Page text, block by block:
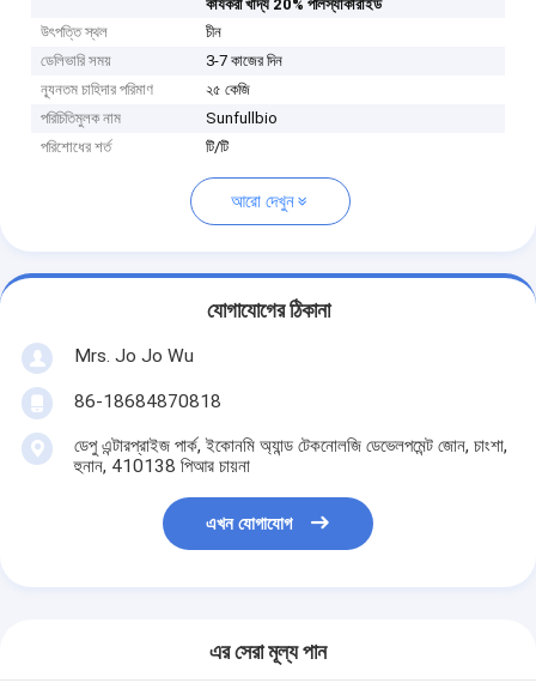
কার্যকরী খাদ্য 20% পলিস্যাকারাইড
উৎপত্তি স্থল
চীন
ডেলিভারি সময়
3-7 কাজের দিন
ন্যূনতম চাহিদার পরিমাণ
২৫ কেজি
পরিচিতিমুলক নাম
Sunfullbio
পরিশোধের শর্ত
টি/টি
আরো দেখুন
যোগাযোগের ঠিকানা
Mrs. Jo Jo Wu
86-18684870818
ডেপু এন্টারপ্রাইজ পার্ক, ইকোনমি অ্যান্ড টেকনোলজি ডেভেলপমেন্ট জোন, চাংশা,
হুনান, 410138 পিআর চায়না
এখন যোগাযোগ
এর সেরা মূল্য পান